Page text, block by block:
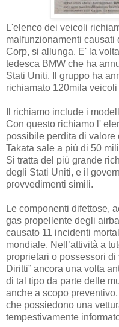
L'elenco dei veicoli
malfunzionamenti causati
Corp, si allunga. E' la
tedesca BMW che ha
Stati Uniti. Il gruppo ha
richiamato 120mila
Il richiamo include i
Con questo richiamo l'
possibile perdita di
Takata sale a più di 50
Si tratta del più grande
degli Stati Uniti, e il
provvedimenti simili.
Le componenti difettose,
gas propellente degli
causato 11 incidenti
mondiale. Nell’attività a
proprietari o possessori
Diritti” ancora una volta
di tal tipo da parte delle
anche a scopo
che possiedono una
tempestivamente